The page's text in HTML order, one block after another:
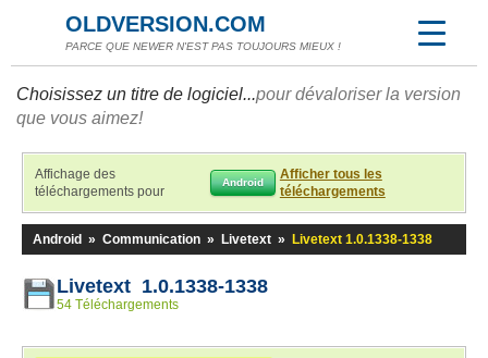
OLDVERSION.COM
PARCE QUE NEWER N'EST PAS TOUJOURS MIEUX !
Choisissez un titre de logiciel...pour dévaloriser la version
que vous aimez!
Affichage des
téléchargements pour
Android
Afficher tous les
téléchargements
Android » Communication » Livetext » Livetext 1.0.1338-1338
Livetext 1.0.1338-1338
54 Téléchargements